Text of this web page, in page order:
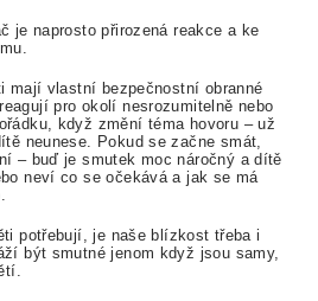
je naprosto přirozená reakce a ke
mají vlastní bezpečnostní obranné
pro okolí nesrozumitelně nebo
když změní téma hovoru – už
neunese. Pokud se začne smát,
– buď je smutek moc náročný a dítě
neví co se očekává a jak se má
potřebují, je naše blízkost třeba i
být smutné jenom když jsou samy,